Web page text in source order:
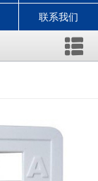
联系我们